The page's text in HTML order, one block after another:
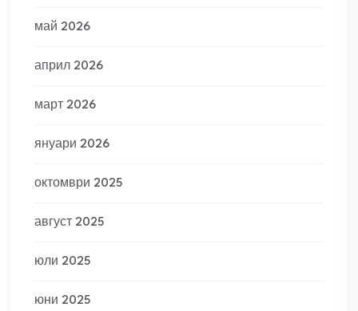
май 2026
април 2026
март 2026
януари 2026
октомври 2025
август 2025
юли 2025
юни 2025